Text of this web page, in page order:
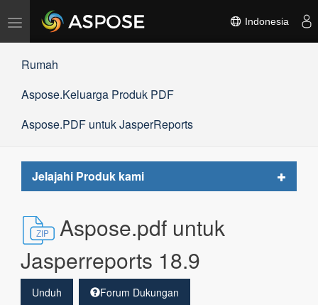
Alihkan
navigasi
Indonesia
Rumah
Aspose.Keluarga Produk PDF
Aspose.PDF untuk JasperReports
Jelajahi Produk kami
Toggle
Aspose.pdf untuk
Jasperreports 18.9
Unduh Forum Dukungan